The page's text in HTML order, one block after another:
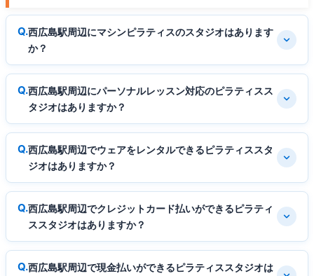
西広島駅周辺にマシンピラティスのスタジオはあります
か？
西広島駅周辺にパーソナルレッスン対応のピラティスス
タジオはありますか？
西広島駅周辺でウェアをレンタルできるピラティススタ
ジオはありますか？
西広島駅周辺でクレジットカード払いができるピラティ
ススタジオはありますか？
西広島駅周辺で現金払いができるピラティススタジオは